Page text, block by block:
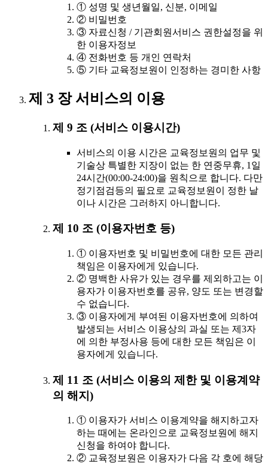
① 성명 및 생년월일, 신분, 이메일
② 비밀번호
③ 자료신청 / 기관회원서비스 권한설정을 위
한 이용자정보
④ 전화번호 등 개인 연락처
⑤ 기타 교육정보원이 인정하는 경미한 사항
제 3 장 서비스의 이용
제 9 조 (서비스 이용시간)
서비스의 이용 시간은 교육정보원의 업무 및
기술상 특별한 지장이 없는 한 연중무휴, 1일
24시간(00:00-24:00)을 원칙으로 합니다. 다만
정기점검등의 필요로 교육정보원이 정한 날
이나 시간은 그러하지 아니합니다.
제 10 조 (이용자번호 등)
① 이용자번호 및 비밀번호에 대한 모든 관리
책임은 이용자에게 있습니다.
② 명백한 사유가 있는 경우를 제외하고는 이
용자가 이용자번호를 공유, 양도 또는 변경할
수 없습니다.
③ 이용자에게 부여된 이용자번호에 의하여
발생되는 서비스 이용상의 과실 또는 제3자
에 의한 부정사용 등에 대한 모든 책임은 이
용자에게 있습니다.
제 11 조 (서비스 이용의 제한 및 이용계약
의 해지)
① 이용자가 서비스 이용계약을 해지하고자
하는 때에는 온라인으로 교육정보원에 해지
신청을 하여야 합니다.
② 교육정보원은 이용자가 다음 각 호에 해당